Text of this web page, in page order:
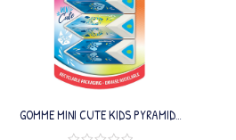
GOMME MINI CUTE KIDS PYRAMIDE
X3